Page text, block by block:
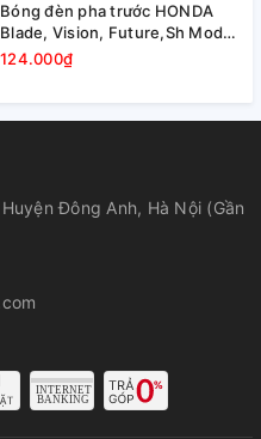
Bóng đèn pha trước HONDA
Blade, Vision, Future,Sh Mode,
Air Blade 35W (chân H4)
124.000₫
Đông Anh, Hà Nội (Gần